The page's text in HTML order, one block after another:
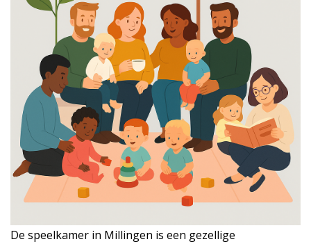
De speelkamer in Millingen is een gezellige